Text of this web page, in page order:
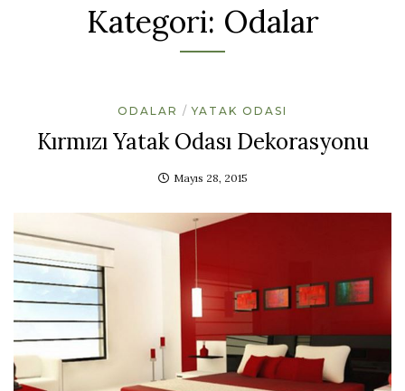
Kategori: Odalar
ODALAR YATAK ODASI
Kırmızı Yatak Odası Dekorasyonu
Mayıs 28, 2015